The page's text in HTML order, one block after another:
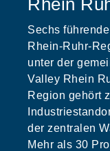
Rhein
Sechs
Rhein-Ruhr-
unter der
Valley Rhein
Region gehört
der zentralen
Mehr als 30